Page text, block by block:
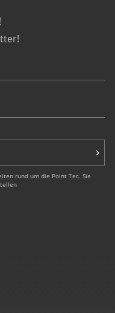
rund um die Point Tec. Sie